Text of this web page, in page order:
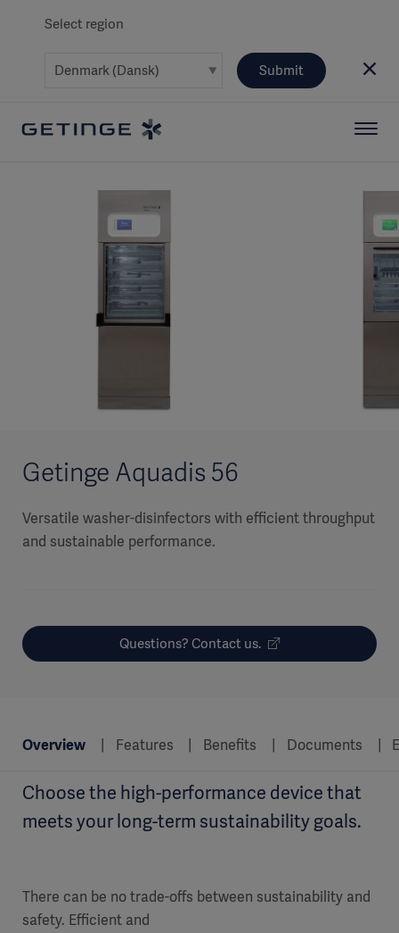
Select region
Submit
Getinge Aquadis 56
Versatile washer-disinfectors with efficient throughput
and sustainable performance.
Questions? Contact us.
Overview Features Benefits Documents
Choose the high-performance device that
meets your long-term sustainability goals.
There can be no trade-offs between sustainability and
safety. Efficient and